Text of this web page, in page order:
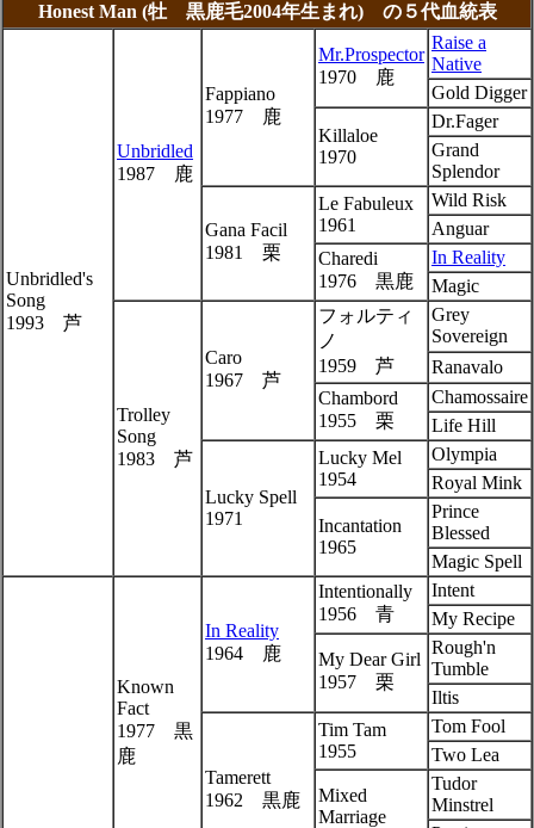
Honest Man (牡 黒鹿毛2004年生まれ) の５代血統表
Unbridled's
Song
1993 芦
Unbridled
1987 鹿
Fappiano
1977 鹿
Mr.Prospector
1970 鹿
Raise a
Native
Gold Digger
Killaloe
1970
Dr.Fager
Grand
Splendor
Gana Facil
1981 栗
Le Fabuleux
1961
Wild Risk
Anguar
Charedi
1976 黒鹿
In Reality
Magic
Trolley
Song
1983 芦
Caro
1967 芦
フォルティ
ノ
1959 芦
Grey
Sovereign
Ranavalo
Chambord
1955 栗
Chamossaire
Life Hill
Lucky Spell
1971
Lucky Mel
1954
Olympia
Royal Mink
Incantation
1965
Prince
Blessed
Magic Spell
Known
Fact
1977 黒
鹿
In Reality
1964 鹿
Intentionally
1956 青
Intent
My Recipe
My Dear Girl
1957 栗
Rough'n
Tumble
Iltis
Tamerett
1962 黒鹿
Tim Tam
1955
Tom Fool
Two Lea
Mixed
Marriage
Tudor
Minstrel